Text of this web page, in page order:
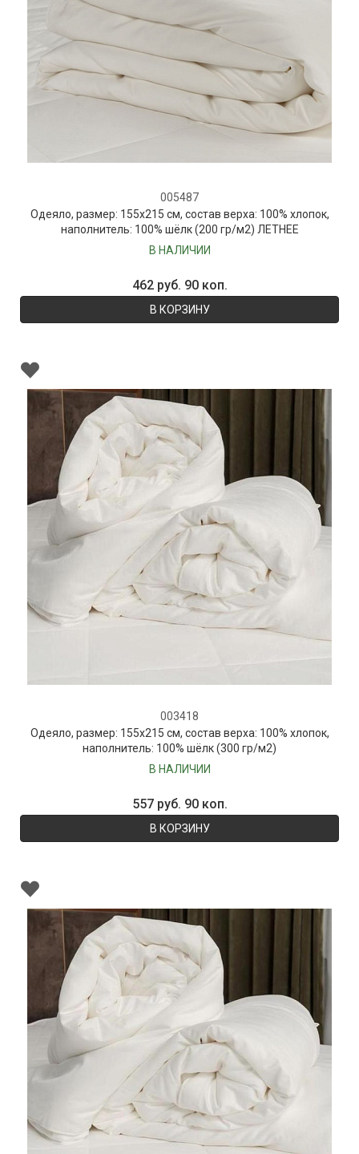
005487
Одеяло, размер: 155х215 см, состав верха: 100% хлопок,
наполнитель: 100% шёлк (200 гр/м2) ЛЕТНЕЕ
В НАЛИЧИИ
462 руб. 90 коп.
В КОРЗИНУ
003418
Одеяло, размер: 155х215 см, состав верха: 100% хлопок,
наполнитель: 100% шёлк (300 гр/м2)
В НАЛИЧИИ
557 руб. 90 коп.
В КОРЗИНУ